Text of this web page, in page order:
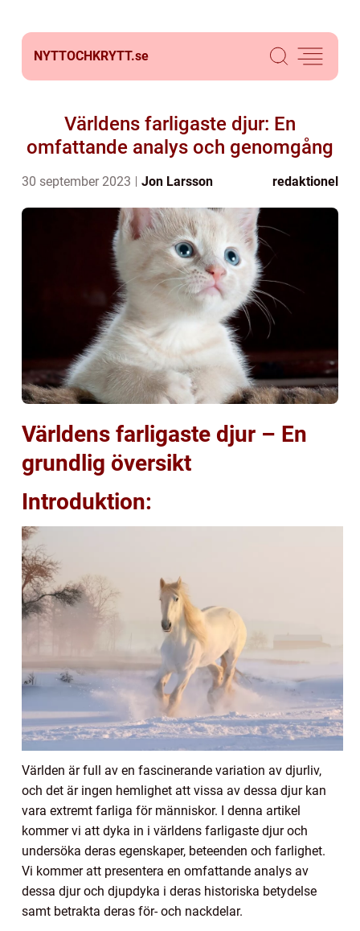
NYTTOCHKRYTT.se
Världens farligaste djur: En
omfattande analys och genomgång
30 september 2023 Jon Larsson redaktionel
Världens farligaste djur – En
grundlig översikt
Introduktion:
Världen är full av en fascinerande variation av djurliv,
och det är ingen hemlighet att vissa av dessa djur kan
vara extremt farliga för människor. I denna artikel
kommer vi att dyka in i världens farligaste djur och
undersöka deras egenskaper, beteenden och farlighet.
Vi kommer att presentera en omfattande analys av
dessa djur och djupdyka i deras historiska betydelse
samt betrakta deras för- och nackdelar.